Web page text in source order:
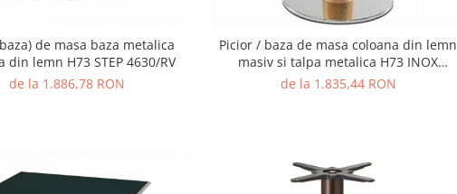
de masa baza metalica
din lemn H73 STEP 4630/RV
de la 1.886,78 RON
Picior / baza de masa coloana din lemn
masiv si talpa metalica H73 INOX
4481/FM
de la 1.835,44 RON